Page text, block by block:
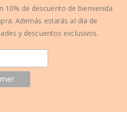
10% de descuento de bienvenida
Además estarás al día de
y descuentos exclusivos.